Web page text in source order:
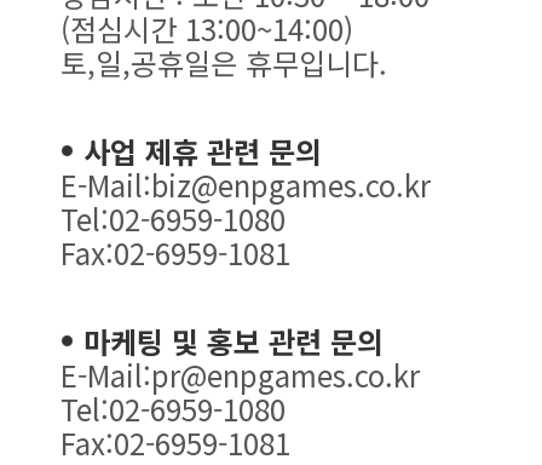
(점심시간 13:00~14:00)
토,일,공휴일은 휴무입니다.
사업 제휴 관련 문의
E-Mail:biz@enpgames.co.kr
Tel:02-6959-1080
Fax:02-6959-1081
마케팅 및 홍보 관련 문의
E-Mail:pr@enpgames.co.kr
Tel:02-6959-1080
Fax:02-6959-1081